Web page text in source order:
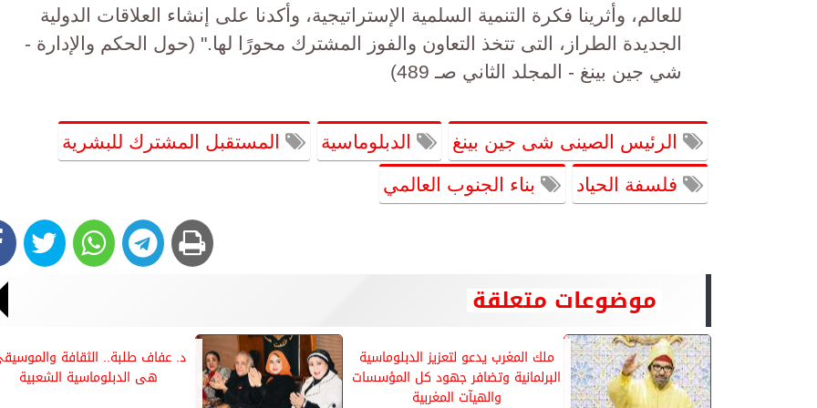
للعالم، وأثرينا فكرة التنمية السلمية الإستراتيجية، وأكدنا على إنشاء العلاقات الدولية
الجديدة الطراز، التى تتخذ التعاون والفوز المشترك محورًا لها." (حول الحكم والإدارة -
شي جين بينغ - المجلد الثاني صـ 489)
الرئيس الصينى شى جين بينغ الدبلوماسية المستقبل المشترك للبشرية
فلسفة الحياد بناء الجنوب العالمي
موضوعات متعلقة
ملك المغرب يدعو لتعزيز الدبلوماسية
البرلمانية وتضافر جهود كل المؤسسات
والهيآت المغربية
د. عفاف طلبة.. الثقافة
هى الدبلوماسية الشعبية